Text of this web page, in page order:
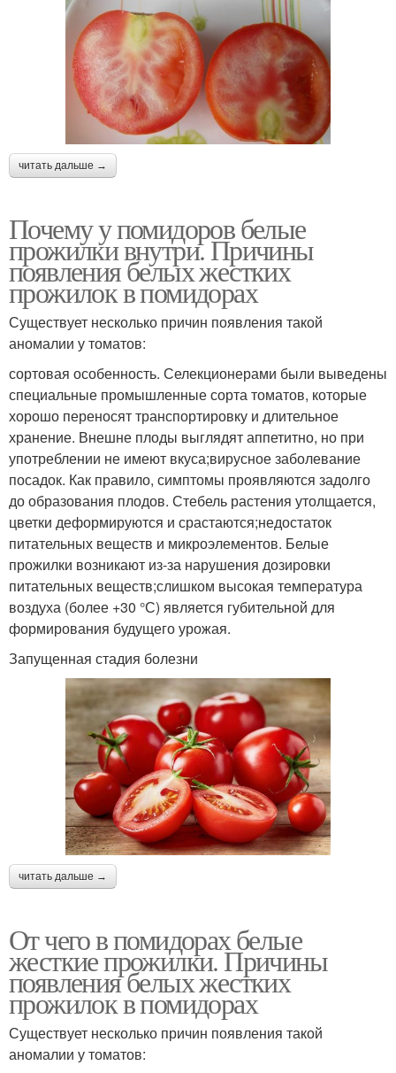
читать дальше →
Почему у помидоров белые
прожилки внутри. Причины
появления белых жестких
прожилок в помидорах
Существует несколько причин появления такой
аномалии у томатов:
сортовая особенность. Селекционерами были выведены
специальные промышленные сорта томатов, которые
хорошо переносят транспортировку и длительное
хранение. Внешне плоды выглядят аппетитно, но при
употреблении не имеют вкуса;вирусное заболевание
посадок. Как правило, симптомы проявляются задолго
до образования плодов. Стебель растения утолщается,
цветки деформируются и срастаются;недостаток
питательных веществ и микроэлементов. Белые
прожилки возникают из-за нарушения дозировки
питательных веществ;слишком высокая температура
воздуха (более +30 °С) является губительной для
формирования будущего урожая.
Запущенная стадия болезни
читать дальше →
От чего в помидорах белые
жесткие прожилки. Причины
появления белых жестких
прожилок в помидорах
Существует несколько причин появления такой
аномалии у томатов: